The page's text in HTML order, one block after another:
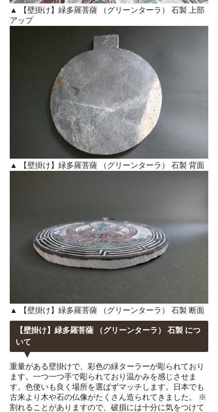
▲ 【壁掛け】緑多羅菩薩 （グリーンターラ） 石製 上部
アップ
▲ 【壁掛け】緑多羅菩薩 （グリーンターラ） 石製 背面
▲ 【壁掛け】緑多羅菩薩 （グリーンターラ） 石製 断面
【壁掛け】緑多羅菩薩 （グリーンターラ） 石製 につ
いて
重量がある壁掛けで、彩色の緑ターラーが彫られており
ます。一つ一つ手で彫られており温かみを感じさせま
す。色使いも良く場所を選ばずマッチします。日本でも
古来より木や石の仏像がたくさん造られてきました。 ※
割れることがありますので、破損には十分に気をつけて